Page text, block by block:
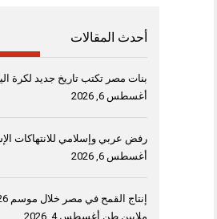
أحدث المقالات
بنات مصر تكتب تاريخ جديد لكرة
أغسطس 6, 2026
رفض عربي وإسلامي للانتهاكات
أغسطس 6, 2026
ملايين طن أغسطس 4, 2026